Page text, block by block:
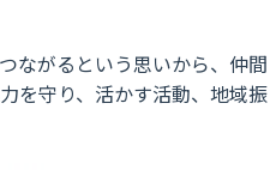
ながるという思いから、仲間
を守り、活かす活動、地域振